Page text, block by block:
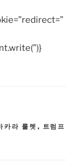
카라 룰렛 , 트럼프